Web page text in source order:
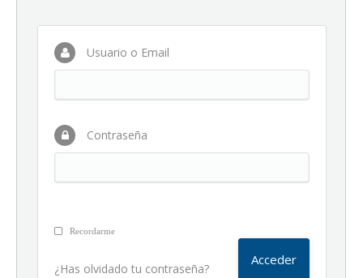
Usuario o Email
Contraseña
Recordarme
¿Has olvidado tu contraseña?